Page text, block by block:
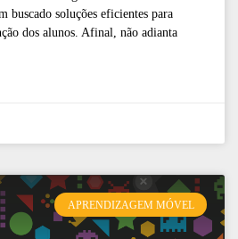
buscado soluções eficientes para
dos alunos. Afinal, não adianta
APRENDIZAGEM MÓVEL